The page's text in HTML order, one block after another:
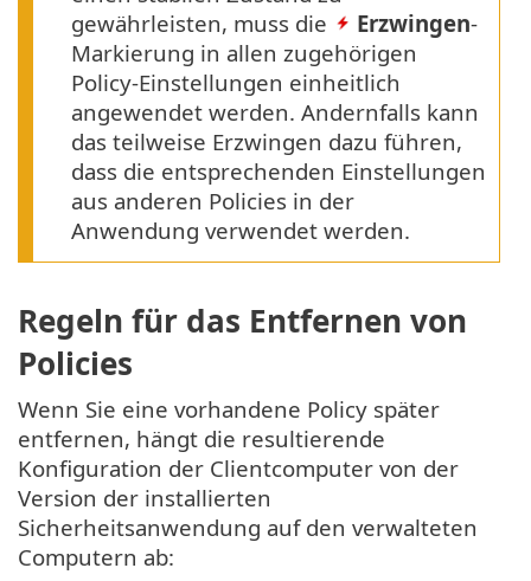
gewährleisten, muss die
Erzwingen-
Markierung in allen zugehörigen
Policy-Einstellungen einheitlich
angewendet werden. Andernfalls kann
das teilweise Erzwingen dazu führen,
dass die entsprechenden Einstellungen
aus anderen Policies in der
Anwendung verwendet werden.
Regeln für das Entfernen von
Policies
Wenn Sie eine vorhandene Policy später
entfernen, hängt die resultierende
Konfiguration der Clientcomputer von der
Version der installierten
Sicherheitsanwendung auf den verwalteten
Computern ab: